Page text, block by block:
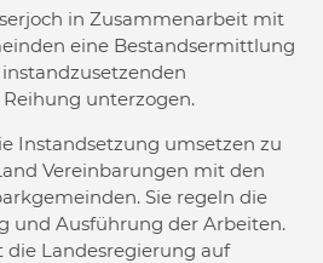
in Zusammenarbeit mit
eine Bestandsermittlung
unterzogen.
Instandsetzung umsetzen zu
Vereinbarungen mit den
Sie regeln die
und Ausführung der Arbeiten.
die Landesregierung auf